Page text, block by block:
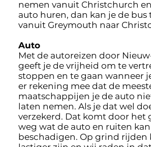
nemen vanuit Christchurch
auto huren, dan kan je de bus
vanuit Greymouth naar
Auto
Met de autoreizen door
geeft je de vrijheid om te
stoppen en te gaan wanneer
er rekening mee dat de
maatschappijen je de auto
laten nemen. Als je dat wel
verzekerd. Dat komt door het
weg wat de auto en ruiten kan
beschadigen. Op grind rijden